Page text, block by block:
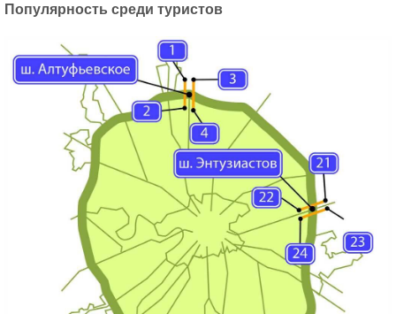
Популярность среди туристов